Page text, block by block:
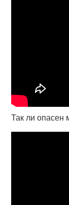
Так ли